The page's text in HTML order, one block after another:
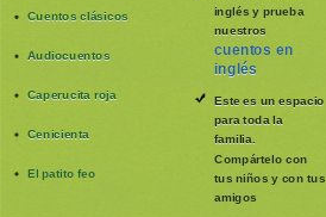
Cuentos clásicos
Audiocuentos
Caperucita roja
Cenicienta
El patito feo
inglés y prueba
nuestros
cuentos en
inglés
Este es un espacio
para toda la
familia.
Compártelo con
tus niños y con tus
amigos